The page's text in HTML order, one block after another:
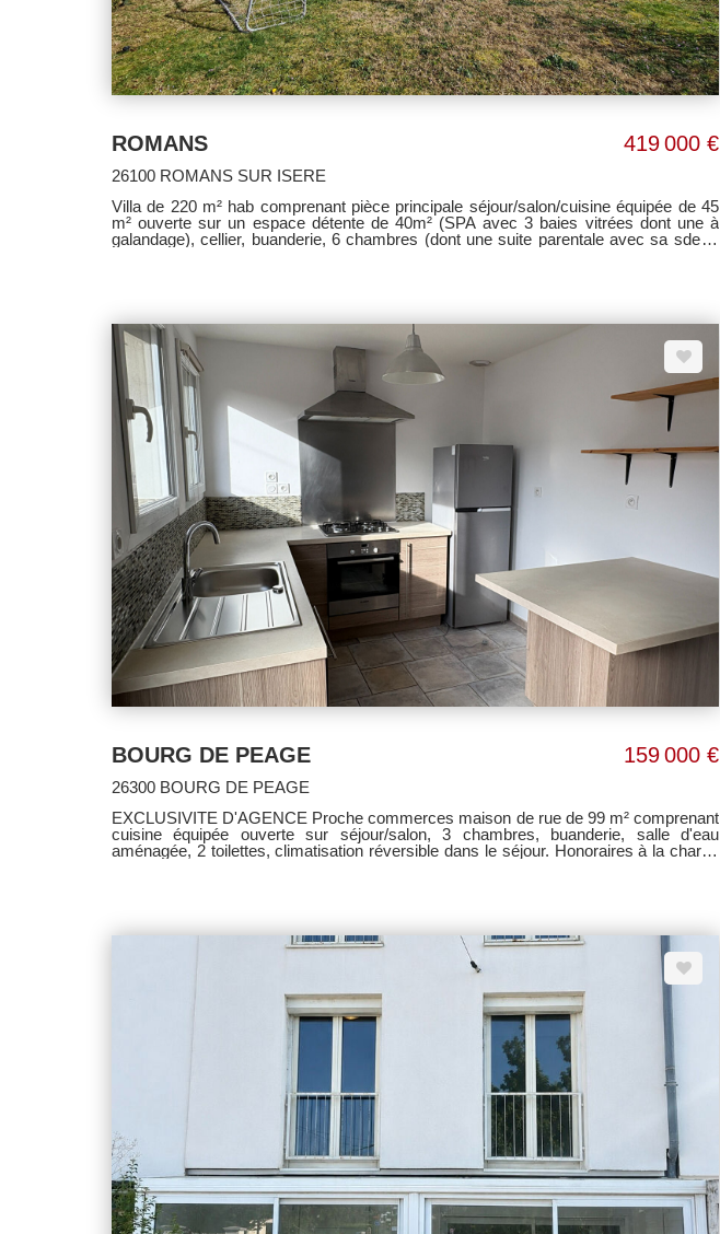
ROMANS 419 000 €
26100 ROMANS SUR ISERE
Villa de 220 m² hab comprenant pièce principale séjour/salon/cuisine équipée de 45
m² ouverte sur un espace détente de 40m² (SPA avec 3 baies vitrées dont une à
galandage), cellier, buanderie, 6 chambres (dont une suite parentale avec sa sde et
BOURG DE PEAGE 159 000 €
26300 BOURG DE PEAGE
EXCLUSIVITE D'AGENCE Proche commerces maison de rue de 99 m² comprenant
cuisine équipée ouverte sur séjour/salon, 3 chambres, buanderie, salle d'eau
aménagée, 2 toilettes, climatisation réversible dans le séjour. Honoraires à la charge